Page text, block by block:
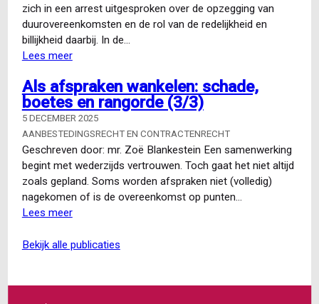
zich in een arrest uitgesproken over de opzegging van
duurovereenkomsten en de rol van de redelijkheid en
billijkheid daarbij. In de…
Lees meerover
Raad:
verlengen
van
de
opzegtermijn
kan
niet
zomaar
Als afspraken wankelen: schade,
boetes en rangorde (3/3)
5 DECEMBER 2025
AANBESTEDINGSRECHT EN CONTRACTENRECHT
Geschreven door: mr. Zoë Blankestein Een samenwerking
begint met wederzijds vertrouwen. Toch gaat het niet altijd
zoals gepland. Soms worden afspraken niet (volledig)
nagekomen of is de overeenkomst op punten…
Lees meerover
afspraken
bekijk alle publicaties